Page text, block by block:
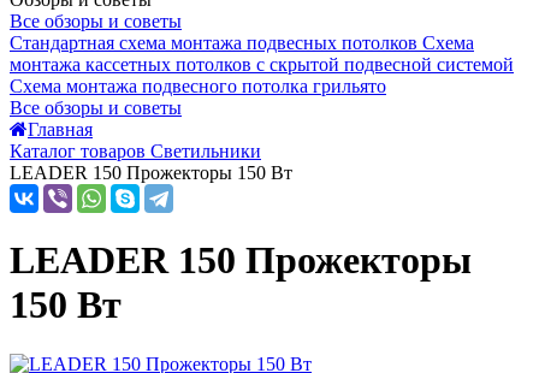
Все обзоры и советы
Стандартная схема монтажа подвесных потолков Схема
монтажа кассетных потолков с скрытой подвесной системой
Схема монтажа подвесного потолка грильято
Все обзоры и советы
Главная
Каталог товаров Светильники
LEADER 150 Прожекторы 150 Вт
LEADER 150 Прожекторы
150 Вт